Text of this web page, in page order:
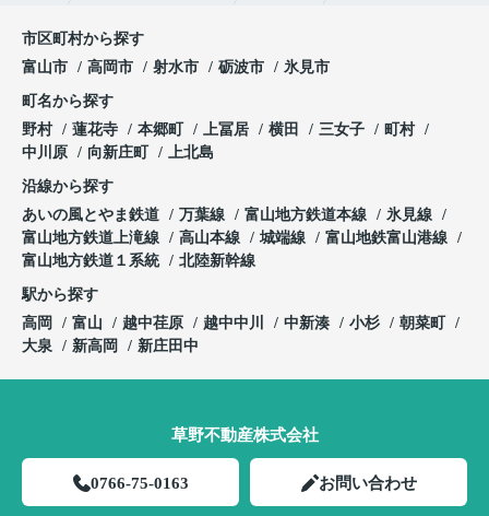
市区町村から探す
富山市
高岡市 射水市 砺波市 氷見市
町名から探す
野村
蓮花寺 本郷町 上冨居 横田 三女子
町村
中川原
向新庄町 上北島
沿線から探す
あいの風とやま鉄道
万葉線 富山地方鉄道本線
氷見線
富山地方鉄道上滝線
高山本線 城端線
富山地鉄富山港線
富山地方鉄道１系統
北陸新幹線
駅から探す
高岡
富山 越中荏原 越中中川 中新湊 小杉
朝菜町
大泉
新高岡 新庄田中
草野不動産株式会社
0766-75-0163 お問い合わせ